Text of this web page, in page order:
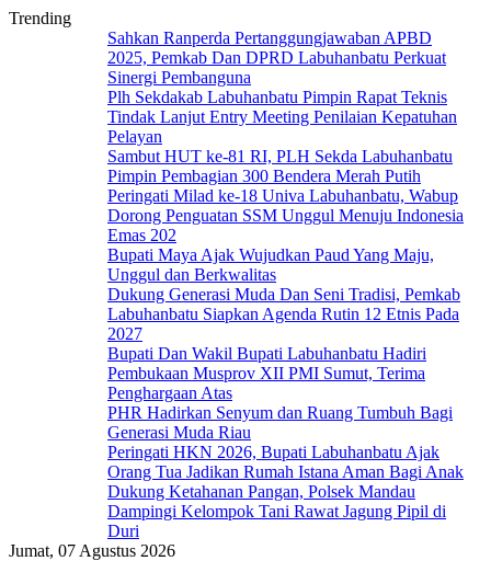
Trending
Sahkan Ranperda Pertanggungjawaban APBD
2025, Pemkab Dan DPRD Labuhanbatu Perkuat
Sinergi Pembanguna
Plh Sekdakab Labuhanbatu Pimpin Rapat Teknis
Tindak Lanjut Entry Meeting Penilaian Kepatuhan
Pelayan
Sambut HUT ke-81 RI, PLH Sekda Labuhanbatu
Pimpin Pembagian 300 Bendera Merah Putih
Peringati Milad ke-18 Univa Labuhanbatu, Wabup
Dorong Penguatan SSM Unggul Menuju Indonesia
Emas 202
Bupati Maya Ajak Wujudkan Paud Yang Maju,
Unggul dan Berkwalitas
Dukung Generasi Muda Dan Seni Tradisi, Pemkab
Labuhanbatu Siapkan Agenda Rutin 12 Etnis Pada
2027
Bupati Dan Wakil Bupati Labuhanbatu Hadiri
Pembukaan Musprov XII PMI Sumut, Terima
Penghargaan Atas
PHR Hadirkan Senyum dan Ruang Tumbuh Bagi
Generasi Muda Riau
Peringati HKN 2026, Bupati Labuhanbatu Ajak
Orang Tua Jadikan Rumah Istana Aman Bagi Anak
Dukung Ketahanan Pangan, Polsek Mandau
Dampingi Kelompok Tani Rawat Jagung Pipil di
Duri
Jumat, 07 Agustus 2026